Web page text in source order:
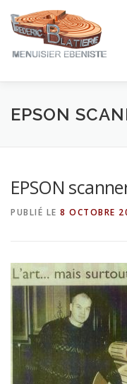
contenu
EPSON
EPSON
PUBLIÉ LE 8 OCTOBRE